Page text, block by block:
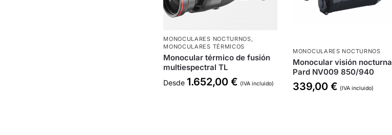
MONOCULARES NOCTURNOS,
MONOCULARES TÉRMICOS
Monocular térmico de fusión
multiespectral TL
Desde 1.652,00€ (IVA incluido)
MONOCULARES NOCTURNOS
Monocular visión nocturna
Pard NV009 850/940
339,00€ (IVA incluido)